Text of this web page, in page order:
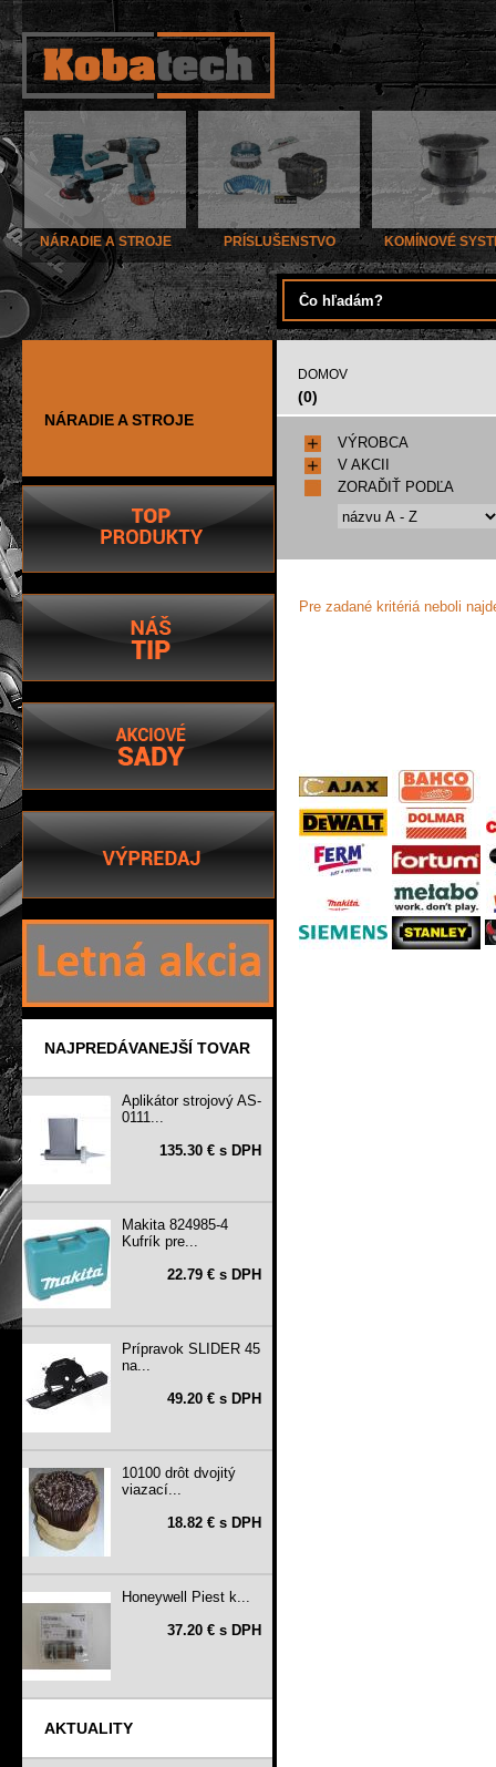
NÁRADIE A STROJE PRÍSLUŠENSTVO KOMÍNOVÉ
NÁRADIE A STROJE
NAJPREDÁVANEJŠÍ TOVAR
Aplikátor strojový AS-
0111...
135.30 € s DPH
Makita 824985-4
Kufrík pre...
22.79 € s DPH
Prípravok SLIDER 45
na...
49.20 € s DPH
10100 drôt dvojitý
viazací...
18.82 € s DPH
Honeywell Piest k...
37.20 € s DPH
AKTUALITY
DOMOV
(0)
VÝROBCA
V AKCII
ZORAĎIŤ PODĽA
Pre zadané kritériá neboli